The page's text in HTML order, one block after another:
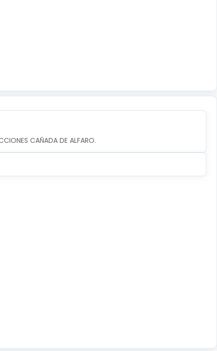
CAÑADA DE ALFARO.